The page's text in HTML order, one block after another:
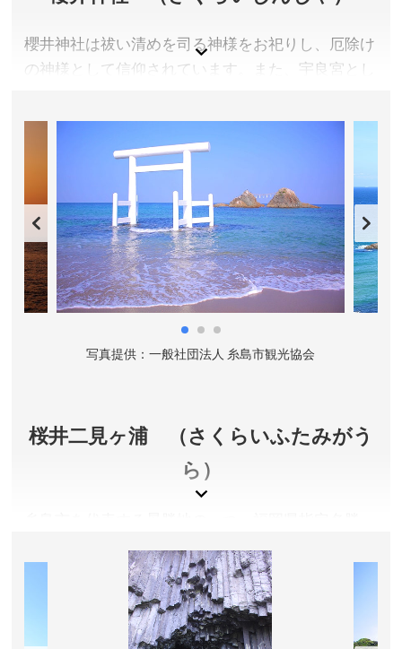
櫻井神社は祓い清めを司る神様をお祀りし、厄除け
の神様として信仰されています。また、宇良宮とし
満・縁結びの神様としても崇敬され、若い女性の方
が多くご参拝頂いています。海岸線沿いには魅力あ
ふれるカフェも立ち並んでいます。糸島市は歴史と
自然が息づく、風光明媚な環境であり、ドライブに
も最適です。当社お参りの際は、豊かな自然の恵が
楽しめる糸島観光もお楽しみ下さい。
福岡県糸島市
拝観料／無料
参拝時間／常時(授与所は9:00頃～17:00頃)
定休日／なし
所在地／福岡県糸島市志摩桜井4227
お問い合わせ／092-327-0317(9:00〜17:00)
写真提供：一般社団法人 糸島市観光協会
桜井二見ヶ浦 （さくらいふたみがう
ら）
する二つの大岩、通称夫婦岩はいにしえより桜井神
社の社地として神聖な場所とされています。夕日が
きれいな場所としても知られ、年間を通して多くの
観光客が訪れます。